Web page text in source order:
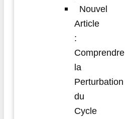
Nouvel
Article
:
Comprendre
la
Perturbation
du
Cycle